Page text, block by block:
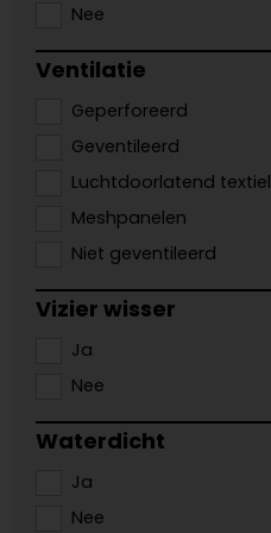
Nee
Ventilatie
Geperforeerd
Geventileerd
Luchtdoorlatend textiel
Meshpanelen
Niet geventileerd
Vizier wisser
Ja
Nee
Waterdicht
Ja
Nee